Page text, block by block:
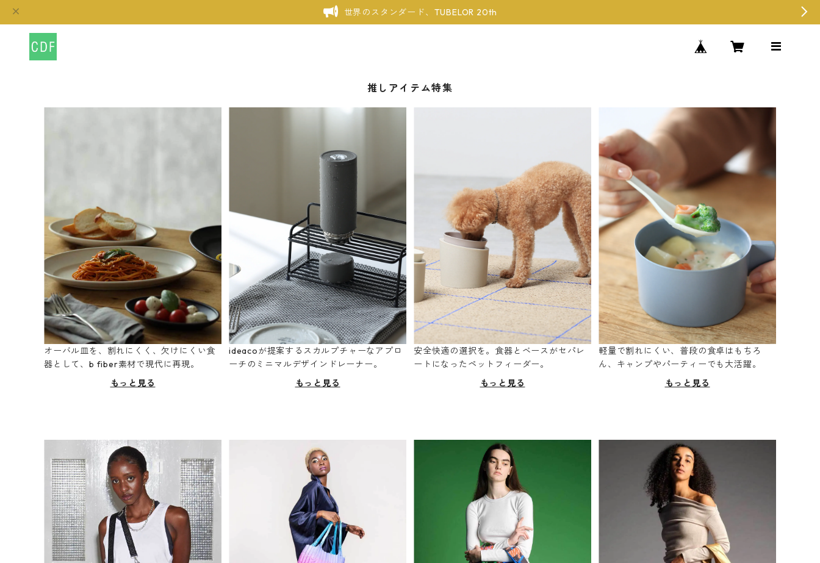
世界のスタンダード、TUBELOR 20th
推しアイテム特集
オーバル皿を、割れにくく、欠けにくい食
器として、b fiber素材で現代に再現。
もっと見る
ideacoが提案するスカルプチャーなアプロ
ーチのミニマルデザインドレーナー。
もっと見る
安全快適の選択を。食器とベースがセパレ
ートになったペットフィーダー。
もっと見る
軽量で割れにくい、普段の食卓はもちろ
ん、キャンプやパーティーでも大活躍。
もっと見る